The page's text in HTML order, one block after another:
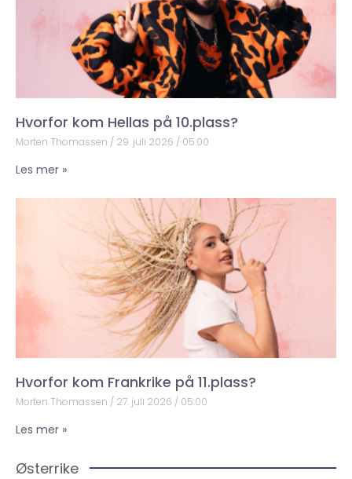
Hvorfor kom Hellas på 10.plass?
Morten Thomassen 29. juli 2026 05:00
Les mer »
Hvorfor kom Frankrike på 11.plass?
Morten Thomassen 27. juli 2026 05:00
Les mer »
Østerrike